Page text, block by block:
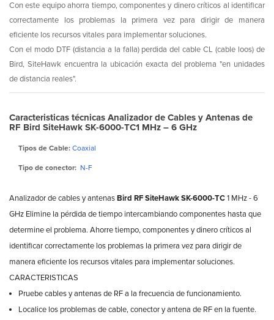
Con este equipo ahorra tiempo, componentes y dinero críticos al identificar
correctamente los problemas la primera vez para dirigir de manera
eficiente los recursos vitales para implementar soluciones.
Con el modo DTF (distancia a la falla) perdida del cable CL (cable loos) de
Bird, SiteHawk encuentra la ubicación exacta del problema "en unidades
de distancia reales".
Caracteristicas técnicas Analizador de Cables y Antenas de
RF Bird SiteHawk SK-6000-TC1 MHz – 6 GHz
Tipos de Cable: Coaxial
Tipo de conector: N-F
Analizador de cables y antenasBird RF SiteHawk SK-6000-TC1 MHz - 6
GHz Elimine la pérdida de tiempo intercambiando componentes hasta que
determine el problema. Ahorre tiempo, componentes y dinero críticos al
identificar correctamente los problemas la primera vez para dirigir de
manera eficiente los recursos vitales para implementar soluciones.
CARACTERISTICAS
Pruebe cables y antenas de RF a la frecuencia de funcionamiento.
Localice los problemas de cable, conector y antena de RF en la fuente.